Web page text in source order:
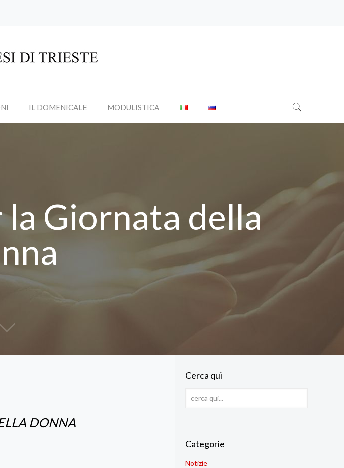
IL DOMENICALE MODULISTICA
la Giornata della
DONNA
Cerca qui
Categorie
Notizie